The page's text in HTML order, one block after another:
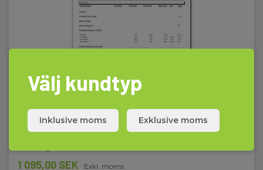
Kalibrering av multimeter till och med 5 siffror
EAN 200100
E-NR 4290693
1 095,00 SEK Exkl. moms
Välj kundtyp
Inklusive moms Exklusive moms